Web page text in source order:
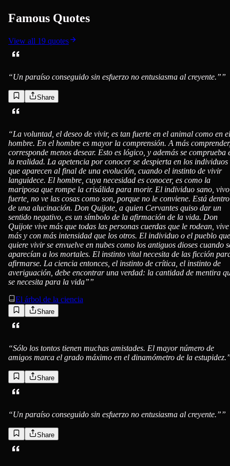
Famous Quotes
View all 19 quotes
“Un paraíso conseguido sin esfuerzo no entusiasma al creyente.””
Share
“La voluntad, el deseo de vivir, es tan fuerte en el animal como en el
hombre. En el hombre es mayor la comprensión. A más
corresponde menos desear. Esto es lógico, y además se comprueba
la realidad. La apetencia por conocer se despierta en los individuos
que aparecen al final de una evolución, cuando el instinto de vivir
languidece. El hombre, cuya necesidad es conocer, es como la
mariposa que rompe la crisálida para morir. El individuo sano,
fuerte, no ve las cosas como son, porque no le conviene. Está dentro
de una alucinación. Don Quijote, a quien Cervantes quiso dar un
sentido negativo, es un símbolo de la afirmación de la vida. Don
Quijote vive más que todas las personas cuerdas que le rodean, vive
más y con más intensidad que los otros. El individuo o el pueblo que
quiere vivir se envuelve en nubes como los antiguos dioses cuando
aparecían a los mortales. El instinto vital necesita de las ficción
afirmarse. La ciencia entonces, el instinto de crítica, el instinto de
averiguación, debe encontrar una verdad: la cantidad de mentira
se necesita para la vida””
El árbol de la ciencia
Share
“Sólo los tontos tienen muchas amistades. El mayor número de
amigos marca el grado máximo en el dinamómetro de la
Share
“Un paraíso conseguido sin esfuerzo no entusiasma al creyente.””
Share